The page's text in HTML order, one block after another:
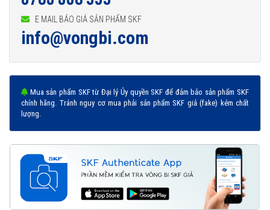
E MAIL BÁO GIÁ SẢN PHẨM SKF
info@vongbi.com
Mua sản phẩm SKF từ Đại lý Ủy quyền SKF để đảm bảo sản phẩm SKF
chính hãng. Tránh nguy cơ mua phải sản phẩm SKF giả (fake) kém chất
lượng.